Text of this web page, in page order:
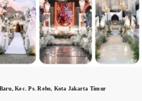
Kec. Ps. Rebo, Kota Jakarta Timur